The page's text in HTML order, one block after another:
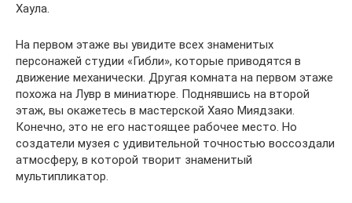
Хаула.
На первом этаже вы увидите всех знаменитых
персонажей студии «Гибли», которые приводятся в
движение механически. Другая комната на первом этаже
похожа на Лувр в миниатюре. Поднявшись на второй
этаж, вы окажетесь в мастерской Хаяо Миядзаки.
Конечно, это не его настоящее рабочее место. Но
создатели музея с удивительной точностью воссоздали
атмосферу, в которой творит знаменитый
мультипликатор.